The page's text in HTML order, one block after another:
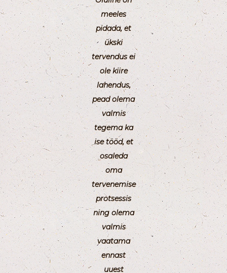
meeles
pidada, et
ükski
tervendus ei
ole kiire
lahendus,
pead olema
valmis
tegema ka
ise tööd, et
osaleda
oma
tervenemise
protsessis
ning olema
valmis
vaatama
ennast
uuest